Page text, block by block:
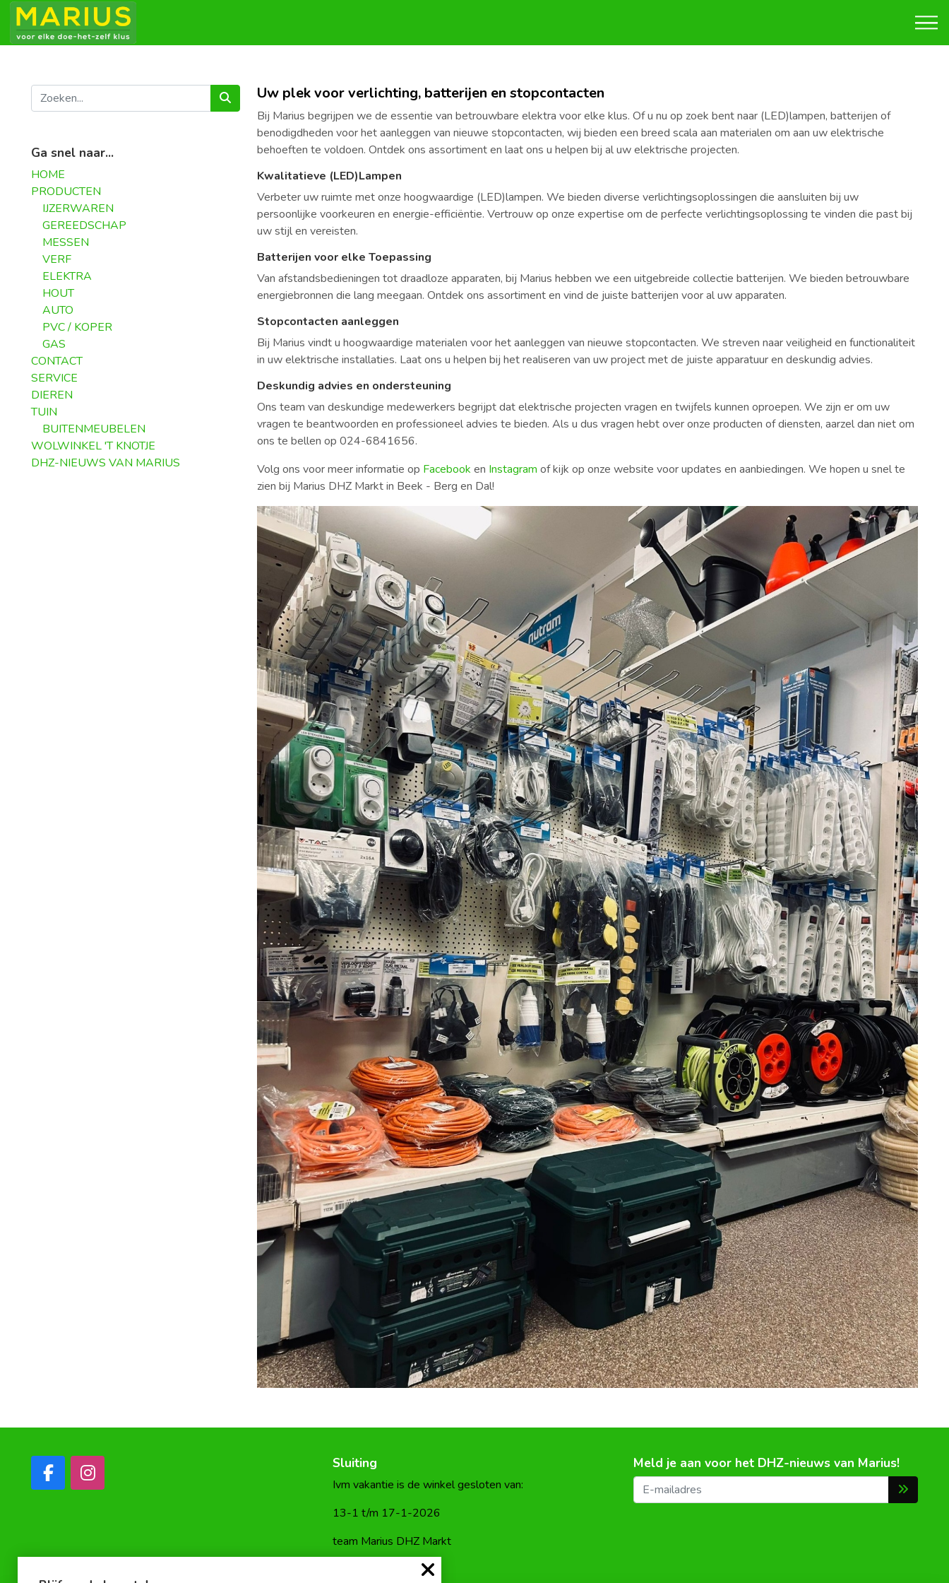
Ga snel naar...
HOME
PRODUCTEN
IJZERWAREN
GEREEDSCHAP
MESSEN
VERF
ELEKTRA
HOUT
AUTO
PVC / KOPER
GAS
CONTACT
SERVICE
DIEREN
TUIN
BUITENMEUBELEN
WOLWINKEL 'T KNOTJE
DHZ-NIEUWS VAN MARIUS
Uw plek voor verlichting, batterijen en stopcontacten
Bij Marius begrijpen we de essentie van betrouwbare elektra voor elke klus. Of u nu op zoek bent naar (LED)lampen, batterijen of
benodigdheden voor het aanleggen van nieuwe stopcontacten, wij bieden een breed scala aan materialen om aan uw elektrische
behoeften te voldoen. Ontdek ons assortiment en laat ons u helpen bij al uw elektrische projecten.
Kwalitatieve (LED)Lampen
Verbeter uw ruimte met onze hoogwaardige (LED)lampen. We bieden diverse verlichtingsoplossingen die aansluiten bij uw
persoonlijke voorkeuren en energie-efficiëntie. Vertrouw op onze expertise om de perfecte verlichtingsoplossing te vinden die past bij
uw stijl en vereisten.
Batterijen voor elke Toepassing
Van afstandsbedieningen tot draadloze apparaten, bij Marius hebben we een uitgebreide collectie batterijen. We bieden betrouwbare
energiebronnen die lang meegaan. Ontdek ons assortiment en vind de juiste batterijen voor al uw apparaten.
Stopcontacten aanleggen
Bij Marius vindt u hoogwaardige materialen voor het aanleggen van nieuwe stopcontacten. We streven naar veiligheid en functionaliteit
in uw elektrische installaties. Laat ons u helpen bij het realiseren van uw project met de juiste apparatuur en deskundig advies.
Deskundig advies en ondersteuning
Ons team van deskundige medewerkers begrijpt dat elektrische projecten vragen en twijfels kunnen oproepen. We zijn er om uw
vragen te beantwoorden en professioneel advies te bieden. Als u dus vragen hebt over onze producten of diensten, aarzel dan niet om
ons te bellen op 024-6841656.
Volg ons voor meer informatie op Facebook en Instagram of kijk op onze website voor updates en aanbiedingen. We hopen u snel te
zien bij Marius DHZ Markt in Beek - Berg en Dal!
Sluiting
Ivm vakantie is de winkel gesloten van:
13-1 t/m 17-1-2026
team Marius DHZ Markt
Meld je aan voor het DHZ-nieuws van Marius!